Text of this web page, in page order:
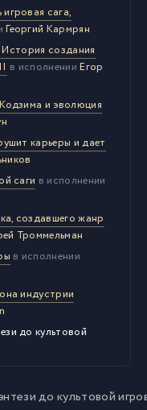
сага,
Георгий Кармрян
создания
в исполненииЕгор
и эволюция
карьеры и дает
саги в исполнении
создавшего жанр
Троммельман
в исполнении
индустрии
до культовой
до культовой